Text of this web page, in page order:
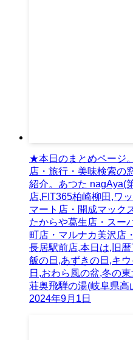
★本日のまとめページ
店・旅行・美味検索の
紹介。あつた nagAya(
店,FIT365柏崎柳田,ワ
マート店・開成マック
たからや葛生店・スー
町店・マルナカ美沢店
長居駅前店,本日は,旧
飯の日,あずきの日,キ
日,おわら風の盆,冬の
荘奥飛騨の湯(岐阜県高
2024年9月1日